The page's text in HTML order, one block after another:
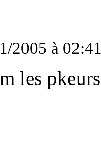
2005 à
les